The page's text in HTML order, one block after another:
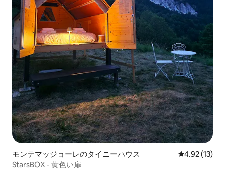
モンテマッジョーレのタイニーハウス レビュー13
4.92 (13)
StarsBOX - 黄色い扉